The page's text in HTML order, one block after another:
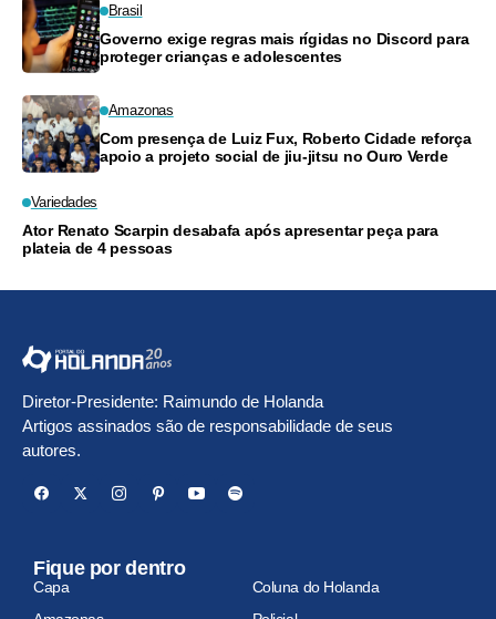
Brasil
Governo exige regras mais rígidas no Discord para
proteger crianças e adolescentes
Amazonas
Com presença de Luiz Fux, Roberto Cidade reforça
apoio a projeto social de jiu-jitsu no Ouro Verde
Variedades
Ator Renato Scarpin desabafa após apresentar peça para
plateia de 4 pessoas
Diretor-Presidente: Raimundo de Holanda
Artigos assinados são de responsabilidade de seus
autores.
Fique por dentro
Capa
Coluna do Holanda